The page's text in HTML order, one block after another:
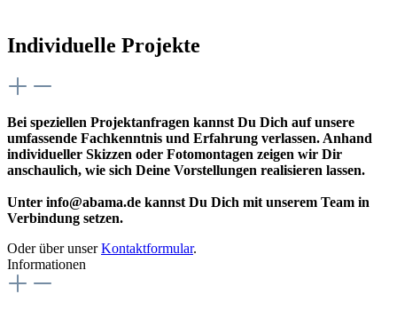
Individuelle Projekte
Bei speziellen Projektanfragen kannst Du Dich auf unsere
umfassende Fachkenntnis und Erfahrung verlassen. Anhand
individueller Skizzen oder Fotomontagen zeigen wir Dir
anschaulich, wie sich Deine Vorstellungen realisieren lassen.
Unter info@abama.de kannst Du Dich mit unserem Team in
Verbindung setzen.
Oder über unserKontaktformular.
Informationen